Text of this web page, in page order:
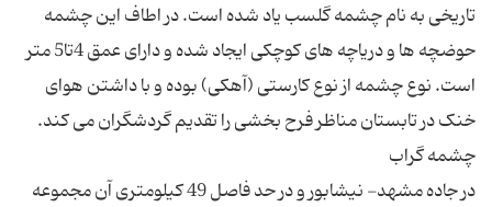
تاریخی به نام چشمه گلسب یاد شده است. در اطاف این چشمه
حوضچه ها و دریاچه های کوچکی ایجاد شده و دارای عمق 4تا5 متر
است. نوع چشمه از نوع کارستی (آهکی) بوده و با داشتن هوای
در جاده مشهد- نیشابور و در حد فاصل 49 کیلومتری آن مجموعه